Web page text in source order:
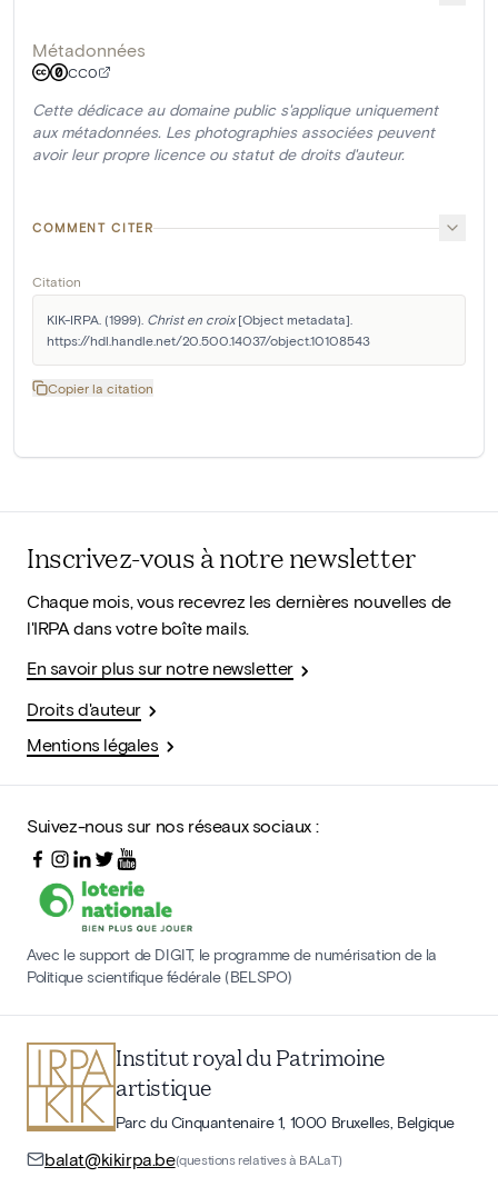
Métadonnées
CC0
Cette dédicace au domaine public s'applique uniquement
aux métadonnées. Les photographies associées peuvent
avoir leur propre licence ou statut de droits d'auteur.
COMMENT CITER
Citation
KIK-IRPA. (1999). Christ en croix [Object metadata].
https://hdl.handle.net/20.500.14037/object.10108543
Copier la citation
Inscrivez-vous à notre newsletter
Chaque mois, vous recevrez les dernières nouvelles de
l'IRPA dans votre boîte mails.
En savoir plus sur notre newsletter
Droits d'auteur
Mentions légales
Suivez-nous sur nos réseaux sociaux :
Avec le support de DIGIT, le programme de numérisation de la
Politique scientifique fédérale (BELSPO)
Institut royal du Patrimoine
artistique
Parc du Cinquantenaire 1, 1000 Bruxelles, Belgique
balat@kikirpa.be(questions relatives à BALaT)